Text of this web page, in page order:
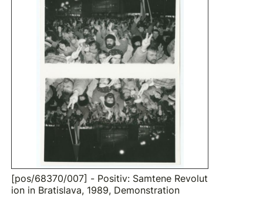
[pos/68370/007] - Positiv: Samtene Revolut
ion in Bratislava, 1989, Demonstration